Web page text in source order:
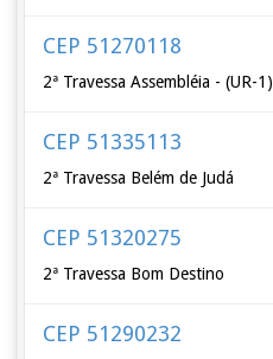
CEP 51270118
2ª Travessa Assembléia - (UR-1)
CEP 51335113
2ª Travessa Belém de Judá
CEP 51320275
2ª Travessa Bom Destino
CEP 51290232